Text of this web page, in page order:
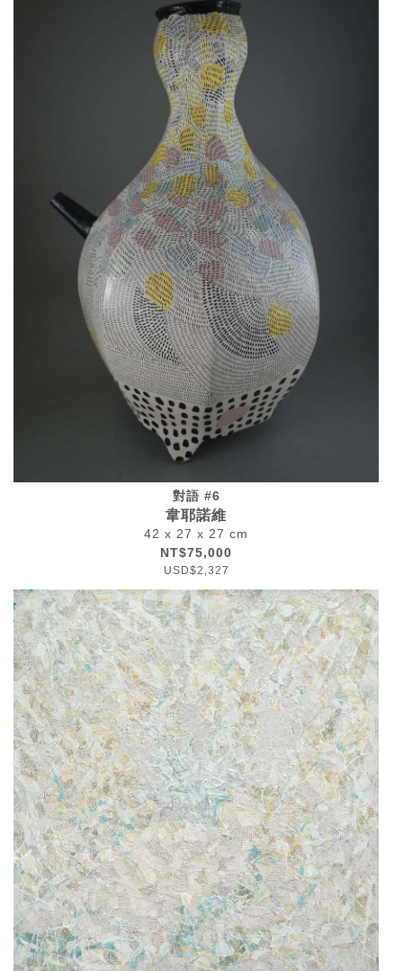
對語 #6
韋耶諾維
42 x 27 x 27 cm
NT$75,000
USD$2,327